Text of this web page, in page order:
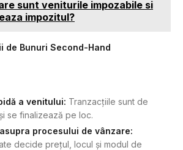
sunt veniturile impozabile si
impozitul?
de Bunuri Second-Hand
a venitului: Tranzacțiile sunt de
se finalizează pe loc.
procesului de vânzare:
decide prețul, locul și modul de